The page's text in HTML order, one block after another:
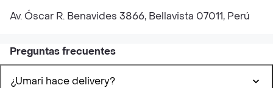
Av. Óscar R. Benavides 3866, Bellavista 07011, Perú
Preguntas frecuentes
¿Umari hace delivery?